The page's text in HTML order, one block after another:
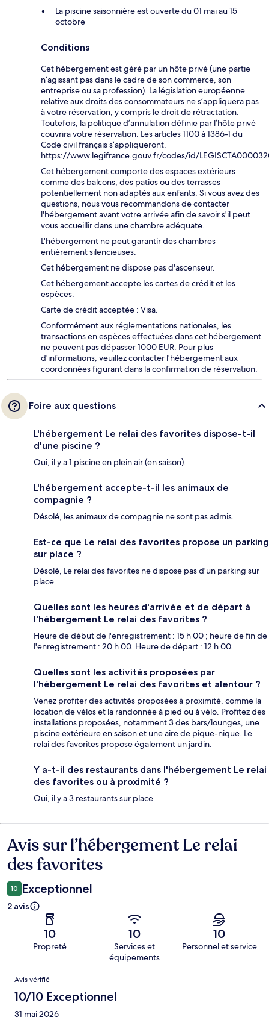
La piscine saisonnière est ouverte du 01 mai au 15
octobre
Conditions
Cet hébergement est géré par un hôte privé (une partie
n’agissant pas dans le cadre de son commerce, son
entreprise ou sa profession). La législation européenne
relative aux droits des consommateurs ne s’appliquera pas
à votre réservation, y compris le droit de rétractation.
Toutefois, la politique d’annulation définie par l’hôte privé
couvrira votre réservation. Les articles 1100 à 1386-1 du
Code civil français s’appliqueront.
https://www.legifrance.gouv.fr/codes/id/
Cet hébergement comporte des espaces extérieurs
comme des balcons, des patios ou des terrasses
potentiellement non adaptés aux enfants. Si vous avez des
questions, nous vous recommandons de contacter
l'hébergement avant votre arrivée afin de savoir s'il peut
vous accueillir dans une chambre adéquate.
L'hébergement ne peut garantir des chambres
entièrement silencieuses.
Cet hébergement ne dispose pas d'ascenseur.
Cet hébergement accepte les cartes de crédit et les
espèces.
Carte de crédit acceptée : Visa.
Conformément aux réglementations nationales, les
transactions en espèces effectuées dans cet hébergement
ne peuvent pas dépasser 1000 EUR. Pour plus
d'informations, veuillez contacter l'hébergement aux
coordonnées figurant dans la confirmation de réservation.
Foire aux questions
L'hébergement Le relai des favorites dispose-t-il
d'une piscine ?
Oui, il y a 1 piscine en plein air (en saison).
L'hébergement accepte-t-il les animaux de
compagnie ?
Désolé, les animaux de compagnie ne sont pas admis.
Est-ce que Le relai des favorites propose un parking
sur place ?
Désolé, Le relai des favorites ne dispose pas d'un parking sur
place.
Quelles sont les heures d'arrivée et de départ à
l'hébergement Le relai des favorites ?
Heure de début de l'enregistrement : 15 h 00 ; heure de fin de
l'enregistrement : 20 h 00. Heure de départ : 12 h 00.
Quelles sont les activités proposées par
l'hébergement Le relai des favorites et alentour ?
Venez profiter des activités proposées à proximité, comme la
location de vélos et la randonnée à pied ou à vélo. Profitez des
installations proposées, notamment 3 des bars/lounges, une
piscine extérieure en saison et une aire de pique-nique. Le
relai des favorites propose également un jardin.
Y a-t-il des restaurants dans l'hébergement Le relai
des favorites ou à proximité ?
Oui, il y a 3 restaurants sur place.
Avis
Avis sur l’hébergement Le relai
des favorites
10 Exceptionnel
2 avis
10
Propreté
10
Services et
équipements
10
Personnel et service
Avis
Avis vérifié
10/10 Exceptionnel
31 mai 2026